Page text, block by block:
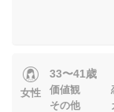
女性
33〜41歳
価値観 恋人
その他 カ